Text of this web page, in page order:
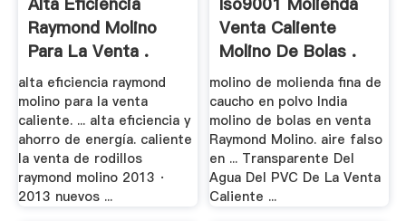
Raymond Molino
Para La Venta .
alta eficiencia raymond
molino para la venta
caliente. ... alta eficiencia y
ahorro de energía. caliente
la venta de rodillos
raymond molino 2013 ·
2013 nuevos ...
Venta Caliente
Molino De Bolas .
molino de molienda fina de
caucho en polvo India
molino de bolas en venta
Raymond Molino. aire falso
en ... Transparente Del
Agua Del PVC De La Venta
Caliente ...